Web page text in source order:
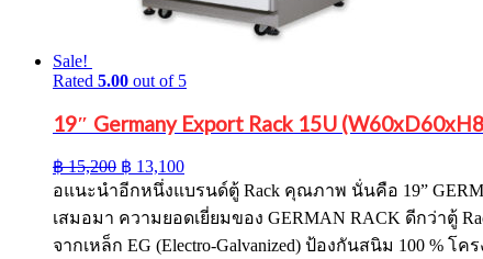
Sale!
Rated 5.00 out of 5
19″ Germany Export Rack 15U
฿15,200 Original
price
฿ 15,200.
฿ 13,100Current
price
฿ 13,100.
อแนะนำอีกหนึ่งแบรนด์ตู้ Rack คุณภาพ นั่นคือ 19”
เสมอมา ความยอดเยี่ยมของ GERMAN RACK ดีกว่าตู้
จากเหล็ก EG (Electro-Galvanized) ป้องกันสนิม 100 %